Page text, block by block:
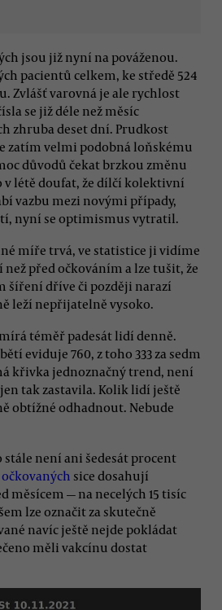
jsou již nyní na pováženou.
pacientů celkem, ke středě 524
Zvlášť varovná je ale rychlost
se již déle než měsíc
zhruba deset dní. Prudkost
zatím velmi podobná loňskému
důvodů čekat brzkou změnu
v létě doufat, že dílčí kolektivní
vazbu mezi novými případy,
nyní se optimismus vytratil.
míře trvá, ve statistice ji vidíme
než před očkováním a lze tušit, že
šíření dříve či později narazí
leží nepřijatelně vysoko.
téměř padesát lidí denně.
eviduje 760, z toho 333 za sedm
křivka jednoznačný trend, není
tak zastavila. Kolik lidí ještě
obtížné odhadnout. Nebude
není ani šedesát procent
sice dosahují
měsícem — na necelých 15 tisíc
lze označit za skutečně
navíc ještě nejde pokládat
měli vakcínu dostat